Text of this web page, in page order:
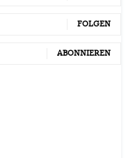
FOLGEN
ABONNIEREN